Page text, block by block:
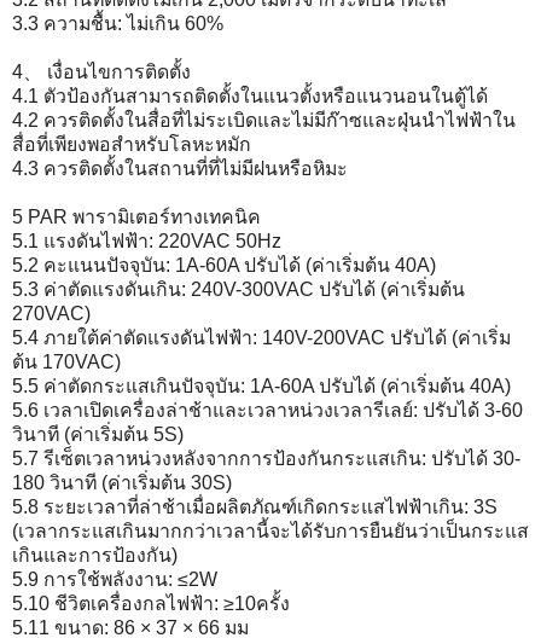
3.3 ความชื้น: ไม่เกิน 60%
4、 เงื่อนไขการติดตั้ง
4.1 ตัวป้องกันสามารถติดตั้งในแนวตั้งหรือแนวนอนในตู้ได้
4.2 ควรติดตั้งในสื่อที่ไม่ระเบิดและไม่มีก๊าซและฝุ่นนำไฟฟ้าใน
สื่อที่เพียงพอสำหรับโลหะหมัก
4.3 ควรติดตั้งในสถานที่ที่ไม่มีฝนหรือหิมะ
5 PAR พารามิเตอร์ทางเทคนิค
5.1 แรงดันไฟฟ้า: 220VAC 50Hz
5.2 คะแนนปัจจุบัน: 1A-60A ปรับได้ (ค่าเริ่มต้น 40A)
5.3 ค่าตัดแรงดันเกิน: 240V-300VAC ปรับได้ (ค่าเริ่มต้น
270VAC)
5.4 ภายใต้ค่าตัดแรงดันไฟฟ้า: 140V-200VAC ปรับได้ (ค่าเริ่ม
ต้น 170VAC)
5.5 ค่าตัดกระแสเกินปัจจุบัน: 1A-60A ปรับได้ (ค่าเริ่มต้น 40A)
5.6 เวลาเปิดเครื่องล่าช้าและเวลาหน่วงเวลารีเลย์: ปรับได้ 3-60
วินาที (ค่าเริ่มต้น 5S)
5.7 รีเซ็ตเวลาหน่วงหลังจากการป้องกันกระแสเกิน: ปรับได้ 30-
180 วินาที (ค่าเริ่มต้น 30S)
5.8 ระยะเวลาที่ล่าช้าเมื่อผลิตภัณฑ์เกิดกระแสไฟฟ้าเกิน: 3S
(เวลากระแสเกินมากกว่าเวลานี้จะได้รับการยืนยันว่าเป็นกระแส
เกินและการป้องกัน)
5.9 การใช้พลังงาน: ≤2W
5.10 ชีวิตเครื่องกลไฟฟ้า: ≥10ครั้ง
5.11 ขนาด: 86 × 37 × 66 มม